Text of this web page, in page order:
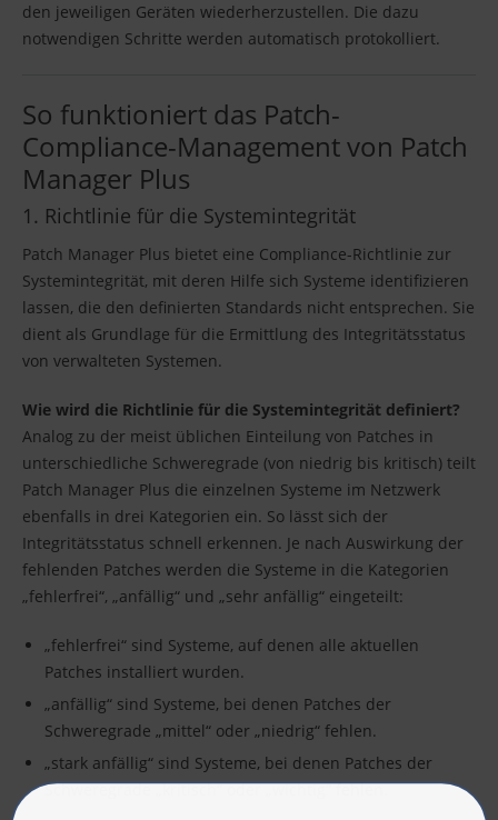
den jeweiligen Geräten wiederherzustellen. Die dazu
notwendigen Schritte werden automatisch protokolliert.
So funktioniert das Patch-
Compliance-Management von Patch
Manager Plus
1. Richtlinie für die Systemintegrität
Patch Manager Plus bietet eine Compliance-Richtlinie zur
Systemintegrität, mit deren Hilfe sich Systeme identifizieren
lassen, die den definierten Standards nicht entsprechen. Sie
dient als Grundlage für die Ermittlung des Integritätsstatus
von verwalteten Systemen.
Wie wird die Richtlinie für die Systemintegrität definiert?
Analog zu der meist üblichen Einteilung von Patches in
unterschiedliche Schweregrade (von niedrig bis kritisch) teilt
Patch Manager Plus die einzelnen Systeme im Netzwerk
ebenfalls in drei Kategorien ein. So lässt sich der
Integritätsstatus schnell erkennen. Je nach Auswirkung der
fehlenden Patches werden die Systeme in die Kategorien
„fehlerfrei“, „anfällig“ und „sehr anfällig“ eingeteilt:
„fehlerfrei“ sind Systeme, auf denen alle aktuellen
Patches installiert wurden.
„anfällig“ sind Systeme, bei denen Patches der
Schweregrade „mittel“ oder „niedrig“ fehlen.
„stark anfällig“ sind Systeme, bei denen Patches der
Schweregrade „kritisch“ oder „wichtig“ fehlen.